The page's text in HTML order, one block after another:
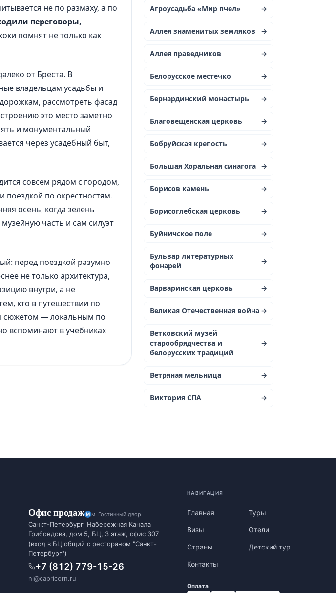
не по размаху, а по
переговоры,
помнят не только как
от Бреста. В
владельцам усадьбы и
рассмотреть фасад
это место заметно
и монументальный
через усадебный быт,
совсем рядом с городом,
поездкой по окрестностям.
осень, когда зелень
часть и сам силуэт
перед поездкой разумно
не только архитектура,
внутри, а не
кто в путешествии по
сюжетом — локальным по
вспоминают в учебниках
Агроусадьба «Мир пчел» →
Аллея знаменитых земляков →
Аллея праведников →
Белорусское местечко →
Бернардинский монастырь →
Благовещенская церковь →
Бобруйская крепость →
Большая Хоральная синагога →
Борисов камень →
Борисоглебская церковь →
Буйничское поле →
Бульвар литературных
фонарей
→
Варваринская церковь →
Великая Отечественная война →
Ветковский музей
старообрядчества и
белорусских традиций
→
Ветряная мельница →
Виктория СПА →
Офис продаж м. Гостинный двор
Санкт-Петербург, Набережная Канала
Грибоедова, дом 5, БЦ, 3 этаж, офис 307
(вход в БЦ общий с рестораном "Санкт-
Петербург")
+7 (812) 779-15-26
nl@capricorn.ru
НАВИГАЦИЯ
Главная Туры
Визы Отели
Страны Детский тур
Контакты
Оплата